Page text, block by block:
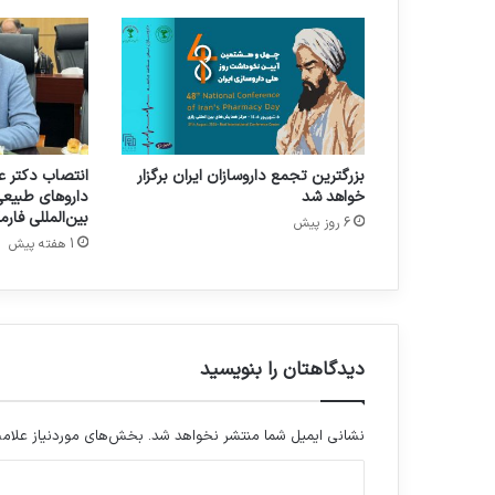
ی
ا
ن
د
ر
ر
و
ه
ب
ش
ک
ت
ه
بزرگترین تجمع داروسازان ایران برگزار
خواهد شد
6 روز پیش
انتصاب دکتر
داروهای
بین‌المللی
1 هفته پیش
دیدگاهتان را بنویسید
نشانی ایمیل شما منتشر نخواهد شد. بخش‌های موردنیاز